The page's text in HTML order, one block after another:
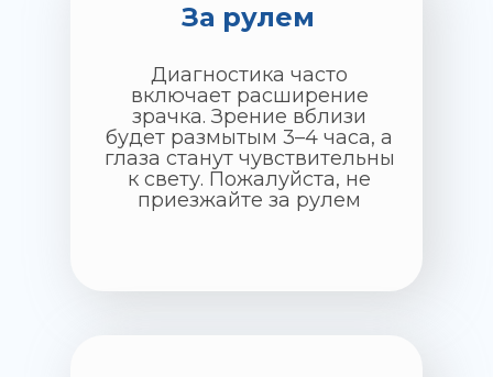
За рулем
Диагностика часто
включает расширение
зрачка. Зрение вблизи
будет размытым 3–4 часа, а
глаза станут чувствительны
к свету. Пожалуйста, не
приезжайте за рулем